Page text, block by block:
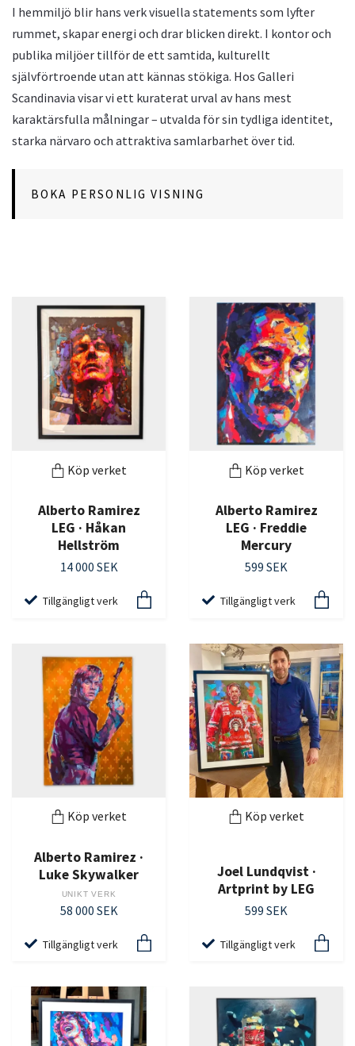
I hemmiljö blir hans verk visuella statements som lyfter
rummet, skapar energi och drar blicken direkt. I kontor och
publika miljöer tillför de ett samtida, kulturellt
självförtroende utan att kännas stökiga. Hos Galleri
Scandinavia visar vi ett kuraterat urval av hans mest
karaktärsfulla målningar – utvalda för sin tydliga identitet,
starka närvaro och attraktiva samlarbarhet över tid.
BOKA PERSONLIG VISNING
Köp verket
Alberto Ramirez
LEG · Håkan
Hellström
14 000 SEK
Tillgängligt verk
Köp verket
Alberto Ramirez
LEG · Freddie
Mercury
599 SEK
Tillgängligt verk
Köp verket
Alberto Ramirez ·
Luke Skywalker
UNIKT VERK
58 000 SEK
Tillgängligt verk
Köp verket
Joel Lundqvist ·
Artprint by LEG
599 SEK
Tillgängligt verk